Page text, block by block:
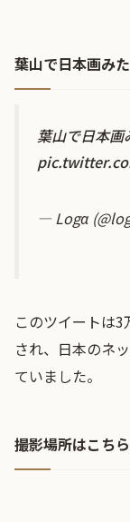
葉山で日本画み
葉山で日本画
— Logα
このツイートは
され、日本のネ
ていました。
撮影場所はこちら